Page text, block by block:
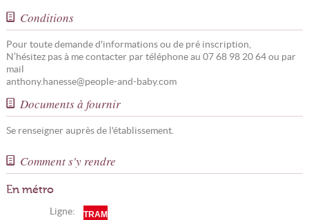
Conditions
Pour toute demande d'informations ou de pré inscription,
N’hésitez pas à me contacter par téléphone au 07 68 98 20 64 ou par
mail
anthony.hanesse@people-and-baby.com
Documents à fournir
Se renseigner auprès de l'établissement.
Comment s'y rendre
En métro
Ligne: TRAM